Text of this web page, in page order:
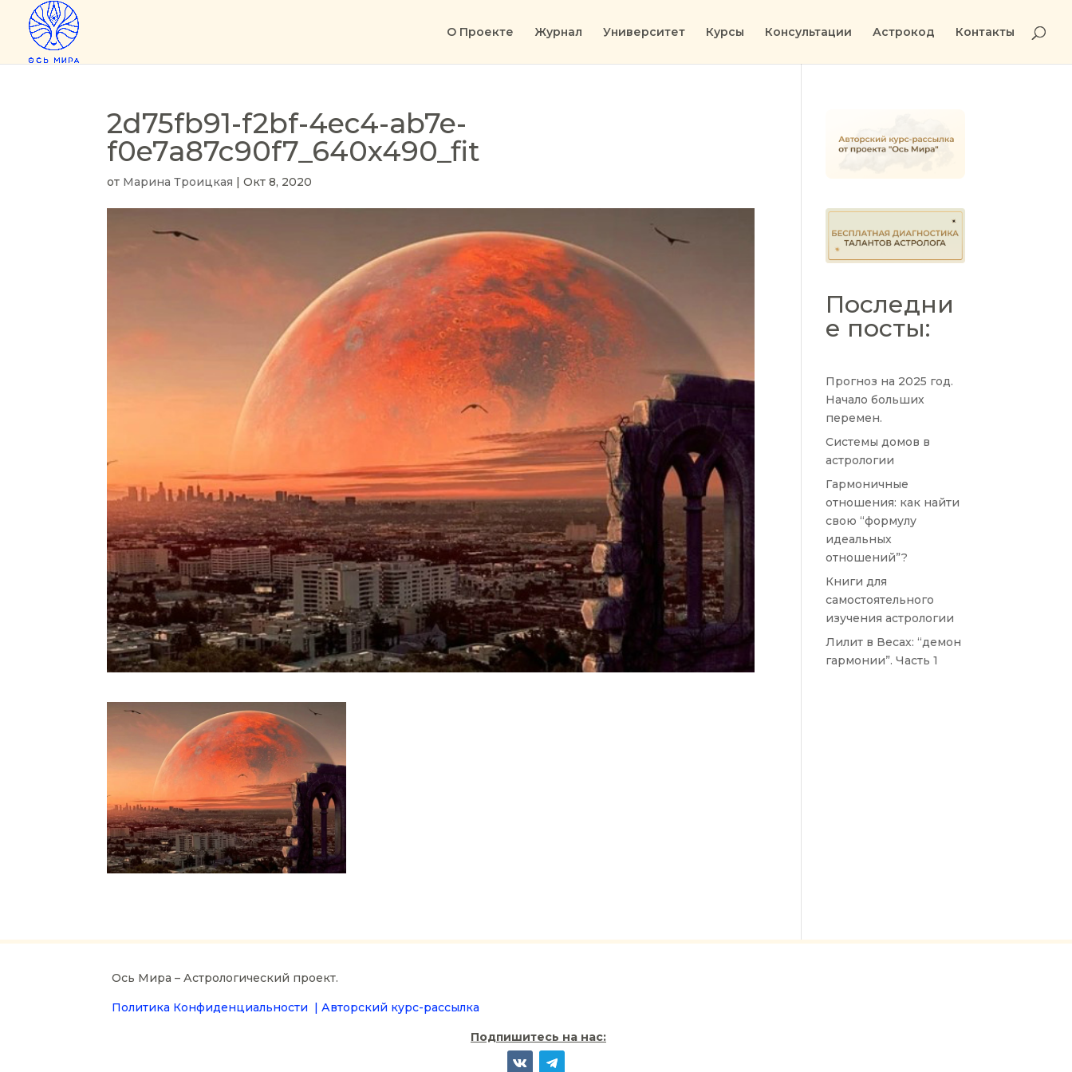
О Проекте Журнал Университет Курсы Консультации Астрокод Контакты
2d75fb91-f2bf-4ec4-ab7e-
f0e7a87c90f7_640x490_fit
от Марина Троицкая |Окт 8, 2020
Последни
е посты:
Прогноз на 2025 год.
Начало больших
перемен.
Системы домов в
астрологии
Гармоничные
отношения: как найти
свою “формулу
идеальных
отношений”?
Книги для
самостоятельного
изучения астрологии
Лилит в Весах: “демон
гармонии”. Часть 1
Ось Мира – Астрологический проект.
Политика Конфиденциальности |Авторский курс-рассылка
Подпишитесь на нас: